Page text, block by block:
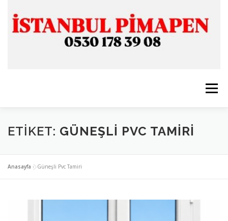
Menü
ANASAYFA İSTANBUL PİMAPEN
CAM & ALÜMİNYUM
ETIKET: GÜNEŞLI PVC TAMIRI
Anasayfa »Güneşli Pvc Tamiri